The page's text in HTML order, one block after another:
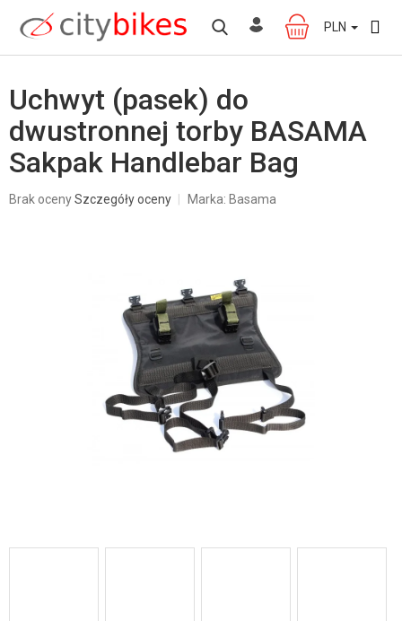
treści
KOSZYK
PLN
Uchwyt (pasek) do
dwustronnej torby BASAMA
Sakpak Handlebar Bag
Średnia
Brak ocenySzczegóły oceny Marka: Basama